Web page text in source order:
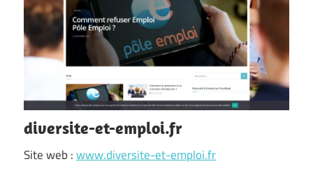
diversite-et-emploi.fr
Site web :www.diversite-et-emploi.fr